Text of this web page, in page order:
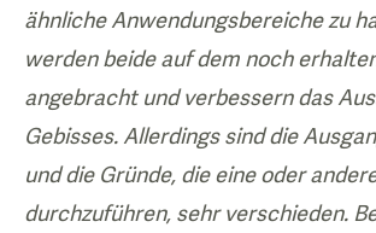
ähnliche Anwendungsbereiche zu
werden beide auf dem noch
angebracht und verbessern das
Gebisses. Allerdings sind die
und die Gründe, die eine oder
durchzuführen, sehr verschieden.